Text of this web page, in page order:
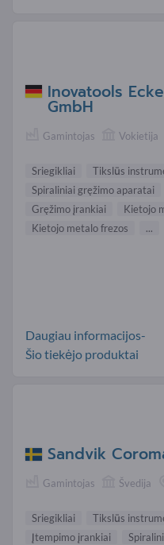
Inovatools
GmbH
Gamintojas Vokietija
Sriegikliai
Tikslūs
Spiraliniai gręžimo aparatai
Gręžimo įrankiai
Kietojo
Kietojo metalo frezos
...
Daugiau informacijos-
Šio tiekėjo produktai
Sandvik
Gamintojas Švedija
Sriegikliai
Tikslūs
Įtempimo įrankiai